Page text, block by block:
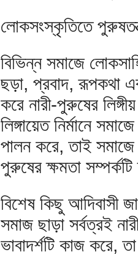
লোকসংস্কৃতিতে
বিভিন্ন সমাজে
ছড়া, প্রবাদ, রূপকথা
করে নারী-পুরুষের
লিঙ্গায়েত নির্মানে
পালন করে, তাই সমাজে
পুরুষের ক্ষমতা
বিশেষ কিছু আদিবাসী
সমাজ ছাড়া সর্বত্রই
ভাবাদর্শটি কাজ করে,